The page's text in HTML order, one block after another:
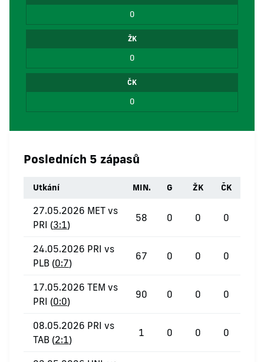
0
ŽK
0
ČK
0
Posledních 5 zápasů
Utkání MIN. G ŽK ČK
27.05.2026 MET vs
PRI (3:1)
58 0 0 0
24.05.2026 PRI vs
PLB (0:7)
67 0 0 0
17.05.2026 TEM vs
PRI (0:0)
90 0 0 0
08.05.2026 PRI vs
TAB (2:1)
1 0 0 0